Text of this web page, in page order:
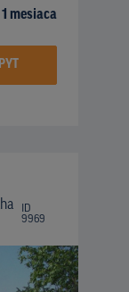
mesiaca
ID
9969